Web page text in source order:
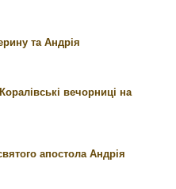
та Андрія
вечорниці на
апостола Андрія